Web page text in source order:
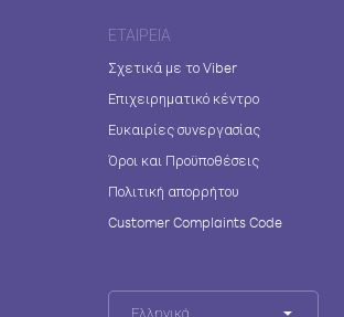
ΕΤΑΙΡΕΊΑ
Σχετικά με το Viber
Επιχειρηματικό κέντρο
Ευκαιρίες συνεργασίας
Όροι και Προϋποθέσεις
Πολιτική απορρήτου
Customer Complaints Code
Ελληνικά